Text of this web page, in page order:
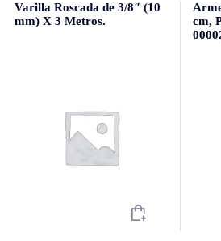
Varilla Roscada de 3/8″ (10
mm) X 3 Metros.
cm,